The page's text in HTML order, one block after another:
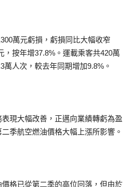
萬元虧損，虧損同比大幅收窄
，按年增37.8%。運載乘客共420萬
萬人次，較去年同期增加9.8%。
現大幅改善，正邁向業績轉虧為盈
季航空燃油價格大幅上漲所影響。
格已從第二季的高位回落，但由於